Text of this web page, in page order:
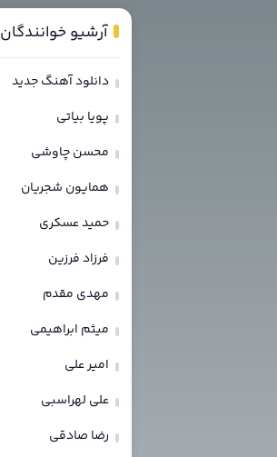
آرشیو خوانندگان
دانلود آهنگ جدید
پویا بیاتی
محسن چاوشی
همایون شجریان
حمید عسکری
فرزاد فرزین
مهدی مقدم
میثم ابراهیمی
امیر علی
علی لهراسبی
رضا صادقی